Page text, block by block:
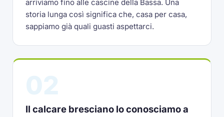
arriviamo fino alle cascine della Bassa. Una
storia lunga così significa che, casa per casa,
sappiamo già quali guasti aspettarci.
Il calcare bresciano lo conosciamo a